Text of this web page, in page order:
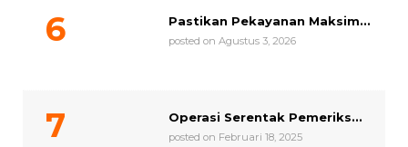
Pastikan Pekayanan Maksim...
posted on Agustus 3, 2026
Operasi Serentak Pemeriks...
posted on Februari 18, 2025